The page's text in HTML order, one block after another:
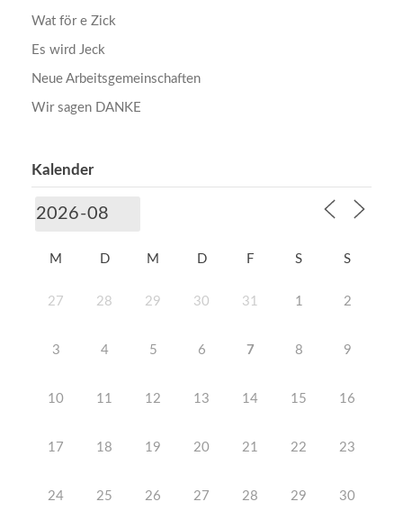
Wat för e Zick
Es wird Jeck
Neue Arbeitsgemeinschaften
Wir sagen DANKE
Kalender
M D M D F S S
27 28 29 30 31 1 2
3 4 5 6 7 8 9
10 11 12 13 14 15 16
17 18 19 20 21 22 23
24 25 26 27 28 29 30